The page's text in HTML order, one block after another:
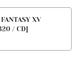
XV
/ CD]